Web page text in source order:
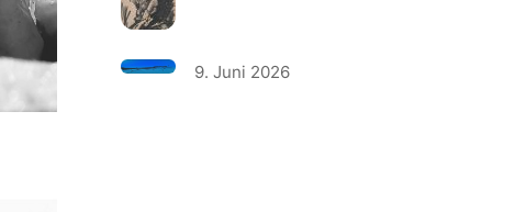
9. Juni 2026